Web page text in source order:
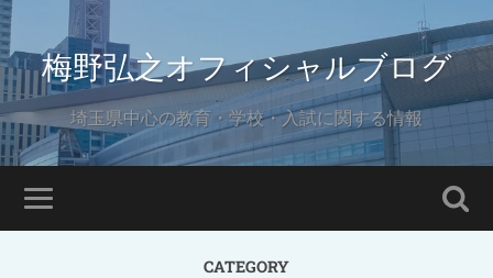
梅野弘之オフィシャルブログ
埼玉県中心の教育・学校・入試に関する情報
CATEGORY